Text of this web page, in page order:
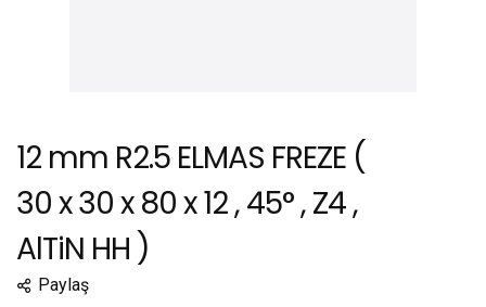
12 mm R2.5 ELMAS FREZE (
30 x 30 x 80 x 12 , 45° , Z4 ,
AlTiN HH )
Paylaş